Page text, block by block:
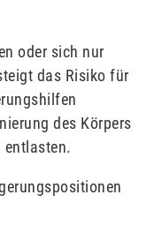
oder sich nur
das Risiko für
des Körpers
entlasten.